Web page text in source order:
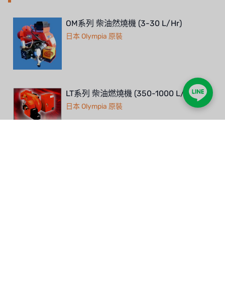
OM系列 柴油然燒機 (3-30 L/Hr)
日本 Olympia 原裝
LT系列 柴油燃燒機 (350-1000 L/Hr)
日本 Olympia 原裝